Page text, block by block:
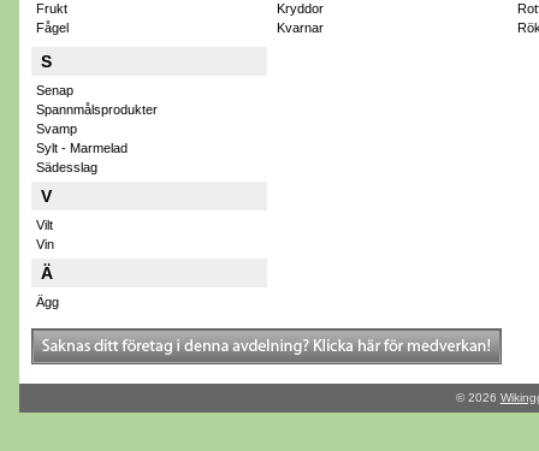
Frukt
Fågel
Kryddor
Kvarnar
S
Senap
Spannmålsprodukter
Svamp
Sylt - Marmelad
Sädesslag
V
Vilt
Vin
Ä
Ägg
© 2026